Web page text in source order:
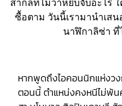
ซื้อตาม วันนี้เรามานำเส
นาฬิกาลิซ่า ที่
หากพูดถึงไอคอนนิกแห่งวง
ตอนนี้ ตำแหน่งคงหนีไม่พ้